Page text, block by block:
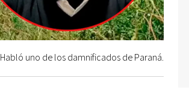
Habló uno de los damnificados de Paraná.